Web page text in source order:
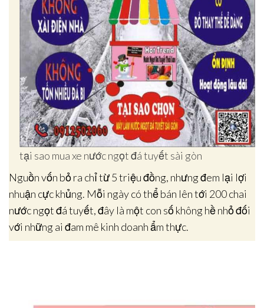
tại sao mua xe nước ngọt đá tuyết sài gòn
Nguồn vốn bỏ ra chỉ từ 5 triệu đồng, nhưng đem lại lợi
nhuận cực khủng. Mỗi ngày có thể bán lên tới 200 chai
nước ngọt đá tuyết, đây là một con số không hề nhỏ đối
với những ai đam mê kinh doanh ẩm thực.